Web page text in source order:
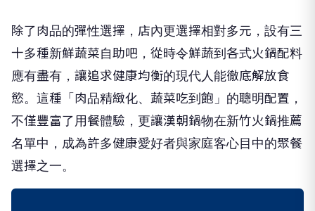
除了肉品的彈性選擇，店內更選擇相對多元，設有三
十多種新鮮蔬菜自助吧，從時令鮮蔬到各式火鍋配料
應有盡有，讓追求健康均衡的現代人能徹底解放食
慾。這種「肉品精緻化、蔬菜吃到飽」的聰明配置，
不僅豐富了用餐體驗，更讓漢朝鍋物在新竹火鍋推薦
名單中，成為許多健康愛好者與家庭客心目中的聚餐
選擇之一。